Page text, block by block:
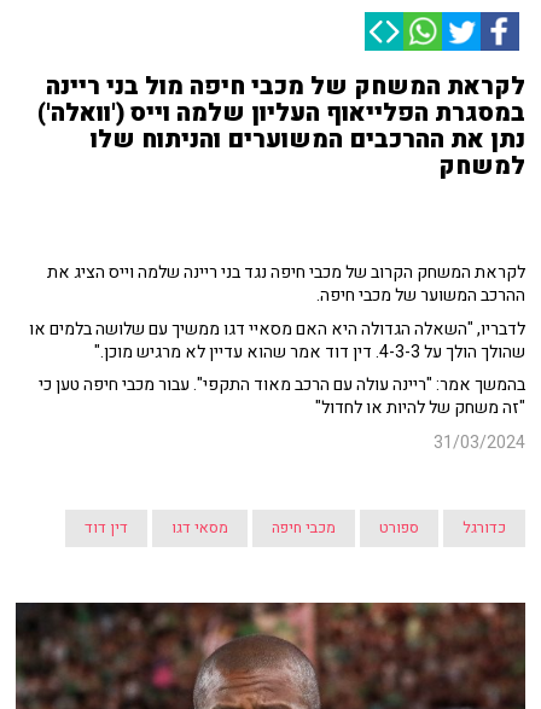
לקראת המשחק של מכבי חיפה מול בני ריינה
במסגרת הפלייאוף העליון שלמה וייס ('וואלה')
נתן את ההרכבים המשוערים והניתוח שלו
למשחק
לקראת המשחק הקרוב של מכבי חיפה נגד בני ריינה שלמה וייס הציג את
ההרכב המשוער של מכבי חיפה.
לדבריו, "השאלה הגדולה היא האם מסאיי דגו ממשיך עם שלושה בלמים או
שהולך הולך על 4-3-3. דין דוד אמר שהוא עדיין לא מרגיש מוכן."
בהמשך אמר: "ריינה עולה עם הרכב מאוד התקפי". עבור מכבי חיפה טען כי
"זה משחק של להיות או לחדול"
31/03/2024
כדורגל ספורט מכבי חיפה מסאי דגו דין דוד